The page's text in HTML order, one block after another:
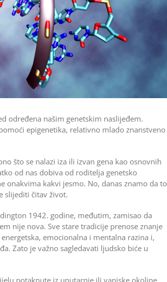
određena našim genetskim naslijeđem.
epigenetika, relativno mlado znanstveno
što se nalazi iza ili izvan gena kao osnovnih
od nas dobiva od roditelja genetsko
onakvima kakvi jesmo. No, danas znamo da to
slijediti čitav život.
1942. godine, međutim, zamisao da
nije nova. Sve stare tradicije prenose znanje
emocionalna i mentalna razina i,
Zato je važno sagledavati ljudsko biće u